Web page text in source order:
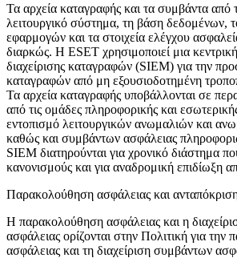
Τα αρχεία καταγραφής και τα συμβάντα από
λειτουργικό σύστημα, τη βάση δεδομένων,
εφαρμογών και τα στοιχεία ελέγχου
διαρκώς. Η ESET χρησιμοποιεί μια
διαχείρισης καταγραφών (SIEM) για την
καταγραφών από μη εξουσιοδοτημένη
Τα αρχεία καταγραφής υποβάλλονται σε
από τις ομάδες πληροφορικής και
εντοπισμό λειτουργικών ανωμαλιών και
καθώς και συμβάντων ασφάλειας
SIEM διατηρούνται για χρονικό διάστημα
κανονισμούς και για αναδρομική επιδίωξη
Παρακολούθηση ασφάλειας και
Η παρακολούθηση ασφάλειας και η
ασφάλειας ορίζονται στην Πολιτική για την
ασφάλειας και τη διαχείριση συμβάντων